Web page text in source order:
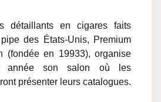
détaillants en cigares faits
des États-Unis, Premium
(fondée en 19933), organise
année son salon où les
présenter leurs catalogues.